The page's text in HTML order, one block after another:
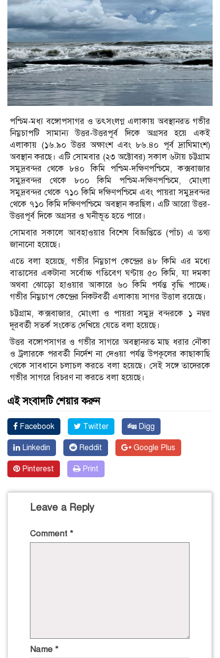
পশ্চিম-মধ্য বঙ্গোপসাগর ও তৎসংলগ্ন এলাকায় অবস্থানরত গভীর
নিম্নচাপটি সামান্য উত্তর-উত্তরপূর্ব দিকে অগ্রসর হয়ে একই
এলাকায় (১৬.৯০ উত্তর অক্ষাংশ এবং ৮৬.৪০ পূর্ব দ্রাঘিমাংশ)
অবস্থান করছে। এটি সোমবার (২৩ অক্টোবর) সকাল ৬টায় চট্টগ্রাম
সমুদ্রবন্দর থেকে ৮৪০ কিমি পশ্চিম-দক্ষিণপশ্চিমে, কক্সবাজার
সমুদ্রবন্দর থেকে ৮০০ কিমি পশ্চিম-দক্ষিণপশ্চিমে, মোংলা
সমুদ্রবন্দর থেকে ৭১০ কিমি দক্ষিণপশ্চিমে এবং পায়রা সমুদ্রবন্দর
থেকে ৭১০ কিমি দক্ষিণপশ্চিমে অবস্থান করছিল। এটি আরো উত্তর-
উত্তরপূর্ব দিকে অগ্রসর ও ঘনীভূত হতে পারে।
সোমবার সকালে আবহাওয়ার বিশেষ বিজ্ঞপ্তিতে (পাঁচ) এ তথ্য
জানানো হয়েছে।
এতে বলা হয়েছে, গভীর নিম্নচাপ কেন্দ্রের ৪৮ কিমি এর মধ্যে
বাতাসের একটানা সর্বোচ্চ গতিবেগ ঘণ্টায় ৫০ কিমি, যা দমকা
অথবা ঝোড়ো হাওয়ার আকারে ৬০ কিমি পর্যন্ত বৃদ্ধি পাচ্ছে।
গভীর নিম্নচাপ কেন্দ্রের নিকটবর্তী এলাকায় সাগর উত্তাল রয়েছে।
চট্টগ্রাম, কক্সবাজার, মোংলা ও পায়রা সমুদ্র বন্দরকে ১ নম্বর
দূরবর্তী সতর্ক সংকেত দেখিয়ে যেতে বলা হয়েছে।
উত্তর বঙ্গোপসাগর ও গভীর সাগরে অবস্থানরত মাছ ধরার নৌকা
ও ট্রলারকে পরবর্তী নির্দেশ না দেওয়া পর্যন্ত উপকূলের কাছাকাছি
থেকে সাবধানে চলাচল করতে বলা হয়েছে। সেই সঙ্গে তাদেরকে
গভীর সাগরে বিচরণ না করতে বলা হয়েছে।
এই সংবাদটি শেয়ার করুন
Facebook Twitter Digg
Linkedin Reddit Google Plus
Pinterest Print
Leave a Reply
Comment *
Name *